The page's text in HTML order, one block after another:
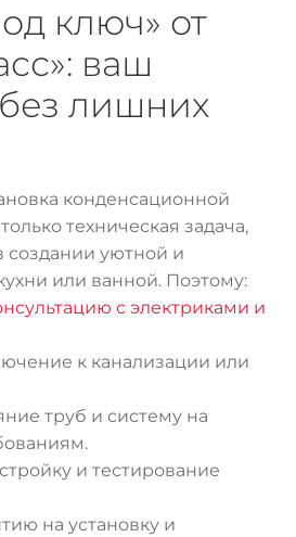
ключ» от
ваш
лишних
конденсационной
техническая задача,
уютной и
или ванной. Поэтому:
с электриками и
к канализации или
труб и систему на
и тестирование
на установку и